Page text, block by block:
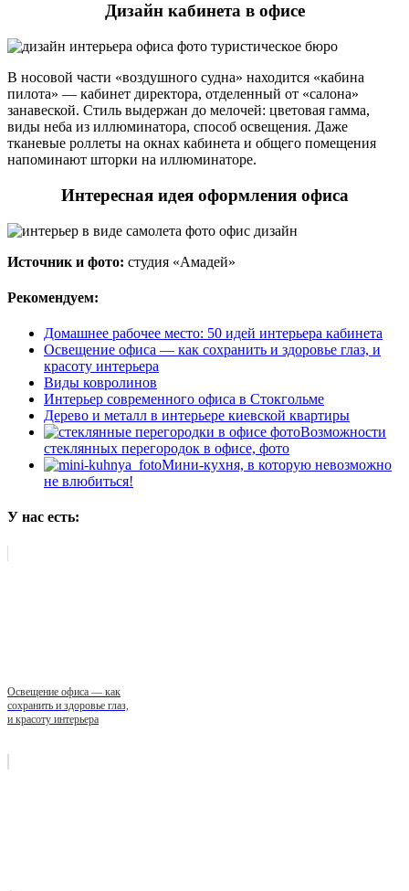
Дизайн кабинета в офисе
В носовой части «воздушного судна» находится «кабина
пилота» — кабинет директора, отделенный от «салона»
занавеской. Стиль выдержан до мелочей: цветовая гамма,
виды неба из иллюминатора, способ освещения. Даже
тканевые роллеты на окнах кабинета и общего помещения
напоминают шторки на иллюминаторе.
Интересная идея оформления офиса
Источник и фото: студия «Амадей»
Рекомендуем:
Домашнее рабочее место: 50 идей интерьера кабинета
Освещение офиса — как сохранить и здоровье глаз, и
красоту интерьера
Виды ковролинов
Интерьер современного офиса в Стокгольме
Дерево и металл в интерьере киевской квартиры
Возможности
стеклянных перегородок в офисе, фото
Мини-кухня, в которую невозможно
не влюбиться!
У нас есть:
Освещение офиса — как
сохранить и здоровье глаз,
и красоту интерьера